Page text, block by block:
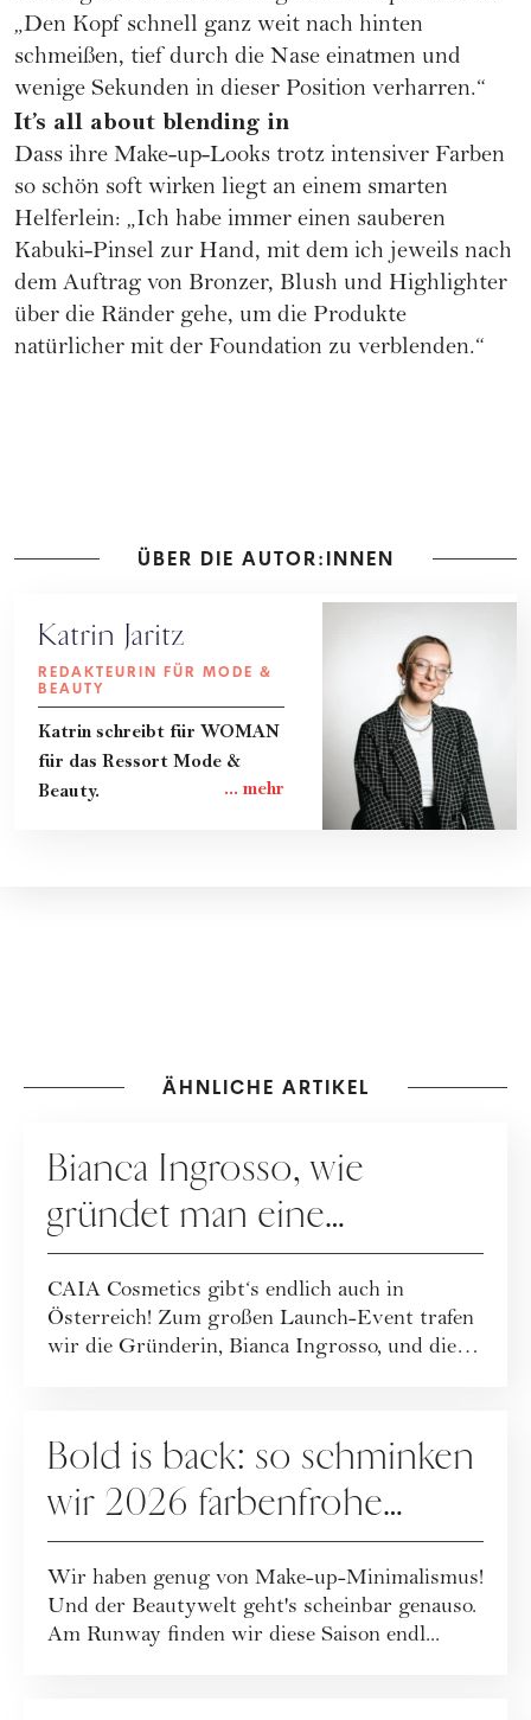
„Den Kopf schnell ganz weit nach hinten
schmeißen, tief durch die Nase einatmen und
wenige Sekunden in dieser Position verharren.“
It’s all about blending in
Dass ihre Make-up-Looks trotz intensiver Farben
so schön soft wirken liegt an einem smarten
Helferlein: „Ich habe immer einen sauberen
Kabuki-Pinsel zur Hand, mit dem ich jeweils nach
dem Auftrag von Bronzer, Blush und Highlighter
über die Ränder gehe, um die Produkte
natürlicher mit der Foundation zu verblenden.“
ÜBER DIE AUTOR:INNEN
Katrin Jaritz
REDAKTEURIN FÜR MODE &
BEAUTY
Katrin schreibt für WOMAN
für das Ressort Mode &
Beauty.
ÄHNLICHE ARTIKEL
Bianca Ingrosso, wie
gründet man eine
erfolgreiche Beauty-Brand?
CAIA Cosmetics gibt‘s endlich auch in
Österreich! Zum großen Launch-Event trafen
wir die Gründerin, Bianca Ingrosso, und die
Bold is back: so schminken
wir 2026 farbenfrohe
Make-up-Looks
Wir haben genug von Make-up-Minimalismus!
Und der Beautywelt geht's scheinbar genauso.
Am Runway finden wir diese Saison endl...